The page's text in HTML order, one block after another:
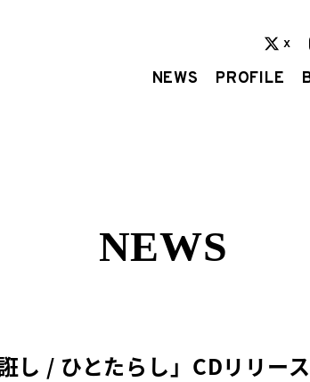
X
NEWS PROFILE
NEWS
/ ひとたらし」CDリリー